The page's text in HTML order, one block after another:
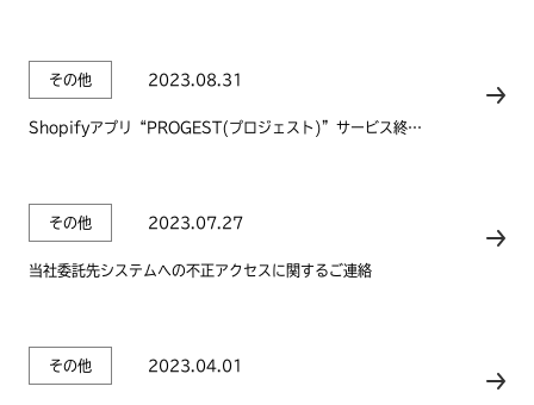
その他 2023.08.31
Shopifyアプリ“PROGEST(プロジェスト)”サービス終了
その他 2023.07.27
当社委託先システムへの不正アクセスに関するご連絡
その他 2023.04.01